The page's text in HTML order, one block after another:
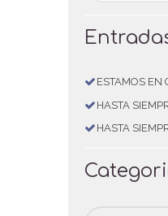
ESTAMOS EN
HASTA
HASTA